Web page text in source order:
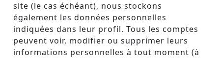
site (le cas échéant), nous stockons
également les données personnelles
indiquées dans leur profil. Tous les comptes
peuvent voir, modifier ou supprimer leurs
informations personnelles à tout moment (à